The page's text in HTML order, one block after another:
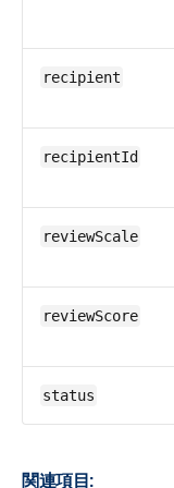
recipient
recipientId
reviewScale
reviewScore
status
関連項目: